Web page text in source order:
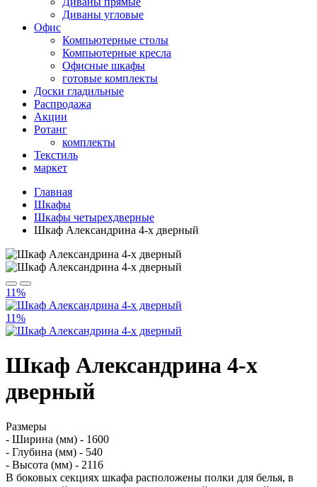
Диваны угловые
Офис
Компьютерные столы
Компьютерные кресла
Офисные шкафы
готовые комплекты
Доски гладильные
Распродажа
Акции
Ротанг
комплекты
Текстиль
маркет
Главная
Шкафы
Шкафы четырехдверные
Шкаф Александрина 4-х дверный
11%
11%
Шкаф Александрина 4-х
дверный
Размеры
- Ширина (мм) - 1600
- Глубина (мм) - 540
- Высота (мм) - 2116
В боковых секциях шкафа расположены полки для белья, в